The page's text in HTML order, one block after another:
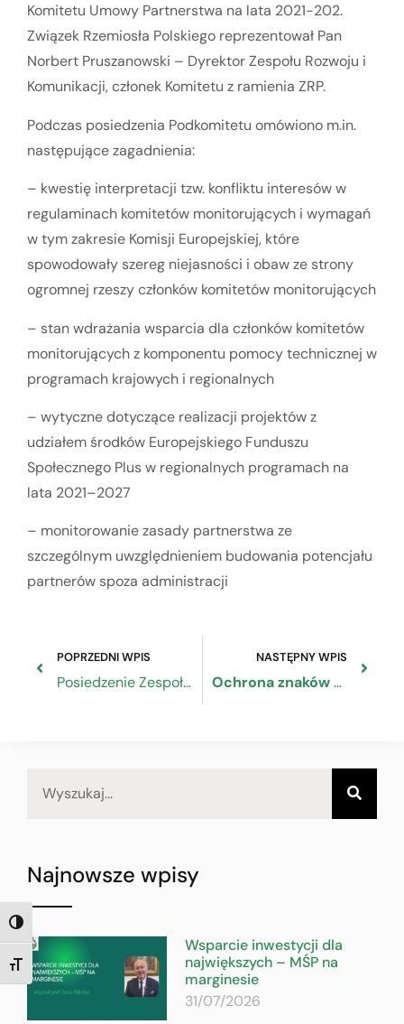
TOGGLE HIGH CONTRAST
TOGGLE FONT SIZE
Komitetu Umowy Partnerstwa na lata 2021-202.
Związek Rzemiosła Polskiego reprezentował Pan
Norbert Pruszanowski – Dyrektor Zespołu Rozwoju i
Komunikacji, członek Komitetu z ramienia ZRP.
Podczas posiedzenia Podkomitetu omówiono m.in.
następujące zagadnienia:
– kwestię interpretacji tzw. konfliktu interesów w
regulaminach komitetów monitorujących i wymagań
w tym zakresie Komisji Europejskiej, które
spowodowały szereg niejasności i obaw ze strony
ogromnej rzeszy członków komitetów monitorujących
– stan wdrażania wsparcia dla członków komitetów
monitorujących z komponentu pomocy technicznej w
programach krajowych i regionalnych
– wytyczne dotyczące realizacji projektów z
udziałem środków Europejskiego Funduszu
Społecznego Plus w regionalnych programach na
lata 2021–2027
– monitorowanie zasady partnerstwa ze
szczególnym uwzględnieniem budowania potencjału
partnerów spoza administracji
POPRZEDNI WPIS
Posiedzenie Zespołu Problemowego ds. Funduszy Europejskich Rady Dialogu Społecznego
NASTĘPNY WPIS
Ochrona znaków towarowych – praktyczna informacja dla przedsiębiorców
Najnowsze wpisy
Wsparcie inwestycji dla
największych – MŚP na
marginesie
31/07/2026